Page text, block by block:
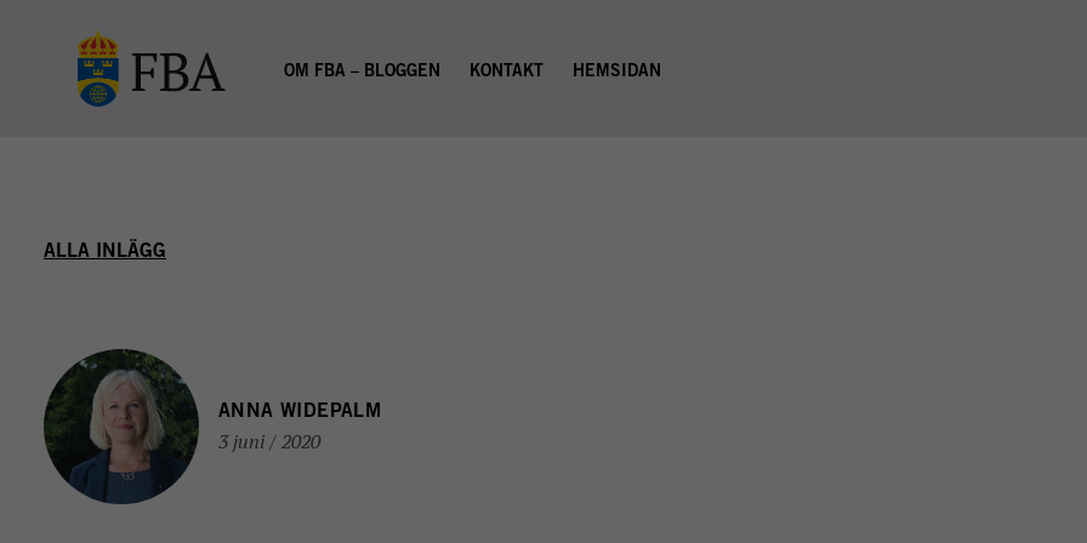
OM FBA – BLOGGEN KONTAKT HEMSIDAN
ALLA INLÄGG
ANNA WIDEPALM
3 juni / 2020